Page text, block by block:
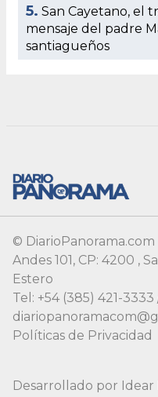
© DiarioPanorama.com
Andes 101, CP: 4200 ,
Estero
Tel: +54 (385) 421-3333
Políticas de Privacidad
Desarrollado por Idear